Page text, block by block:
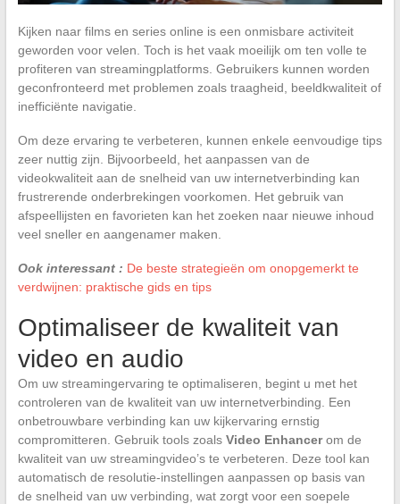
Kijken naar films en series online is een onmisbare activiteit
geworden voor velen. Toch is het vaak moeilijk om ten volle te
profiteren van streamingplatforms. Gebruikers kunnen worden
geconfronteerd met problemen zoals traagheid, beeldkwaliteit of
inefficiënte navigatie.
Om deze ervaring te verbeteren, kunnen enkele eenvoudige tips
zeer nuttig zijn. Bijvoorbeeld, het aanpassen van de
videokwaliteit aan de snelheid van uw internetverbinding kan
frustrerende onderbrekingen voorkomen. Het gebruik van
afspeellijsten en favorieten kan het zoeken naar nieuwe inhoud
veel sneller en aangenamer maken.
Ook interessant : De beste strategieën om onopgemerkt te
verdwijnen: praktische gids en tips
Optimaliseer de kwaliteit van
video en audio
Om uw streamingervaring te optimaliseren, begint u met het
controleren van de kwaliteit van uw internetverbinding. Een
onbetrouwbare verbinding kan uw kijkervaring ernstig
compromitteren. Gebruik tools zoals Video Enhancerom de
kwaliteit van uw streamingvideo’s te verbeteren. Deze tool kan
automatisch de resolutie-instellingen aanpassen op basis van
de snelheid van uw verbinding, wat zorgt voor een soepele